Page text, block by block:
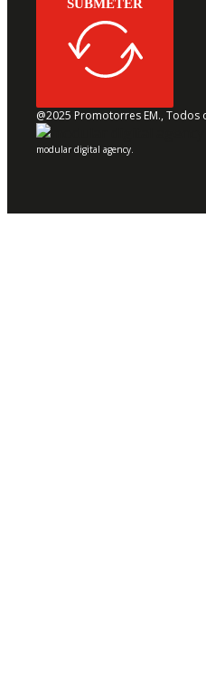
SUBMETER
@2025 Promotorres EM.,
modular digital agency.